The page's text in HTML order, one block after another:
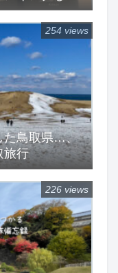
た鳥取県…、
旅行
254 views
226 views